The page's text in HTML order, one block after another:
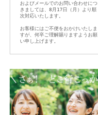
およびメールでのお問い合わせにつ
きましては、8月17日（月）より順
次対応いたします。
お客様にはご不便をおかけいたしま
すが、何卒ご理解賜りますようお願
い申し上げます。